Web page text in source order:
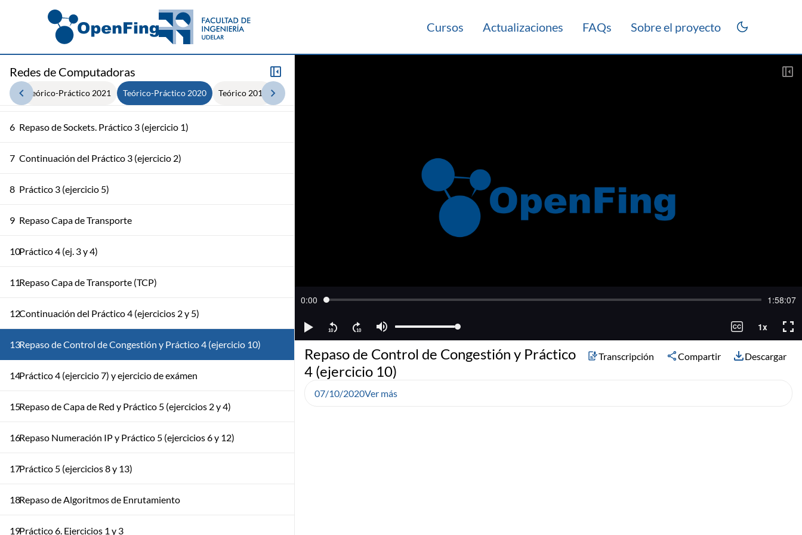
Cursos Actualizaciones FAQs Sobre el proyecto
Redes de Computadoras
Teórico-Práctico 2021 Teórico-Práctico 2020 Teórico 2013
Continuación de Práctico 1
5 Repaso de Correo Electrónico y DNS. Práctico 2
6 Repaso de Sockets. Práctico 3 (ejercicio 1)
7 Continuación del Práctico 3 (ejercicio 2)
8 Práctico 3 (ejercicio 5)
9 Repaso Capa de Transporte
10Práctico 4 (ej. 3 y 4)
11Repaso Capa de Transporte (TCP)
12Continuación del Práctico 4 (ejercicios 2 y 5)
13Repaso de Control de Congestión y Práctico 4 (ejercicio 10)
14Práctico 4 (ejercicio 7) y ejercicio de exámen
15Repaso de Capa de Red y Práctico 5 (ejercicios 2 y 4)
16Repaso Numeración IP y Práctico 5 (ejercicios 6 y 12)
17Práctico 5 (ejercicios 8 y 13)
18Repaso de Algoritmos de Enrutamiento
19Práctico 6. Ejercicios 1 y 3
Repaso de Control de Congestión y Práctico
4 (ejercicio 10)
Transcripción Compartir Descargar
07/10/2020Ver más